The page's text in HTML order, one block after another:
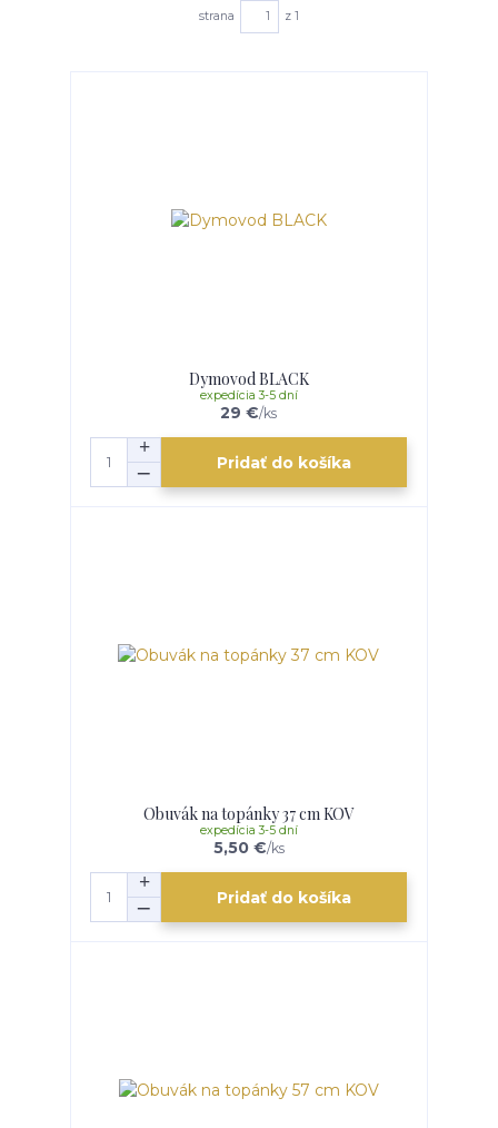
strana
z 1
Dymovod BLACK
29 €/ks
expedícia 3-5 dní
Pridať do košíka
Obuvák na topánky 37 cm KOV
5,50 €/ks
expedícia 3-5 dní
Pridať do košíka